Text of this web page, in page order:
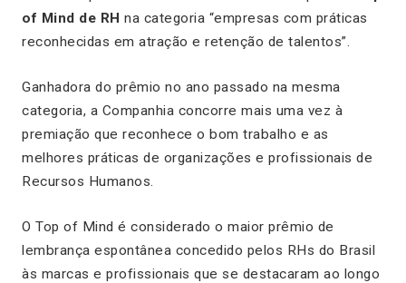
of Mind de RH na categoria “empresas com práticas
reconhecidas em atração e retenção de talentos”.
Ganhadora do prêmio no ano passado na mesma
categoria, a Companhia concorre mais uma vez à
premiação que reconhece o bom trabalho e as
melhores práticas de organizações e profissionais de
Recursos Humanos.
O Top of Mind é considerado o maior prêmio de
lembrança espontânea concedido pelos RHs do Brasil
às marcas e profissionais que se destacaram ao longo